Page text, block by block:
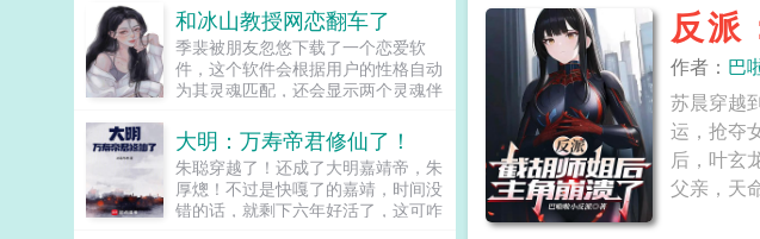
反派
作者： 巴
苏晨穿越
运，抢夺
后，叶玄
和冰山教授网恋翻车了
季裴被朋友忽悠下载了一个恋爱软
件，这个软件会根据用户的性格自动
为其灵魂匹配，还会显示两个灵魂伴
个叫冬日的网友，看了对方的主页，
高学历高级知识分子，高贵冷艳令...
大明：万寿帝君修仙了！
朱聪穿越了！还成了大明嘉靖帝，朱
厚熜！不过是快嘎了的嘉靖，时间没
错的话，就剩下六年好活了，这可咋